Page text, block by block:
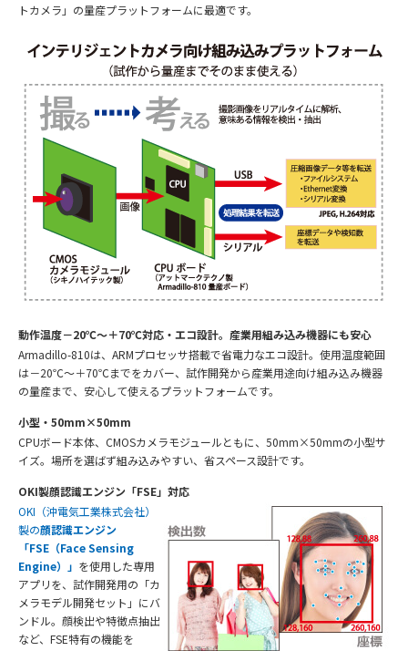
トカメラ」の量産プラットフォームに最適です。
動作温度－20℃～＋70℃対応・エコ設計。産業用組み込み機器にも安心
Armadillo-810は、ARMプロセッサ搭載で省電力なエコ設計。使用温度範囲
は－20℃～＋70℃までをカバー、試作開発から産業用途向け組み込み機器
の量産まで、安心して使えるプラットフォームです。
小型・50mm×50mm
CPUボード本体、CMOSカメラモジュールともに、50mm×50mmの小型サ
イズ。場所を選ばず組み込みやすい、省スペース設計です。
OKI製顔認識エンジン「FSE」対応
OKI（沖電気工業株式会社）
製の顔認識エンジン
「FSE（Face Sensing
Engine）」 を使用した専用
アプリを、試作開発用の「カ
メラモデル開発セット」にバ
ンドル。顔検出や特徴点抽出
など、FSE特有の機能を